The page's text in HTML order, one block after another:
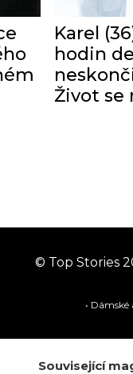
Karel
hodin
Život se
© Top Stories
• Dámské
Související